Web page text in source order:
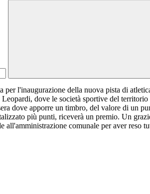
l'inaugurazione della nuova pista di
dove le società sportive del
dove apporre un timbro, del valore di un
più punti, riceverà un premio. Un
comunale per aver reso